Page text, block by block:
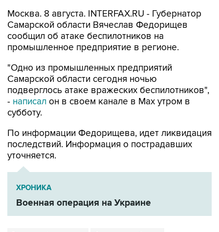
Москва. 8 августа. INTERFAX.RU - Губернатор
Самарской области Вячеслав Федорищев
сообщил об атаке беспилотников на
промышленное предприятие в регионе.
"Одно из промышленных предприятий
Самарской области сегодня ночью
подверглось атаке вражеских беспилотников",
- написал он в своем канале в Max утром в
субботу.
По информации Федорищева, идет ликвидация
последствий. Информация о пострадавших
уточняется.
ХРОНИКА
Военная операция на Украине